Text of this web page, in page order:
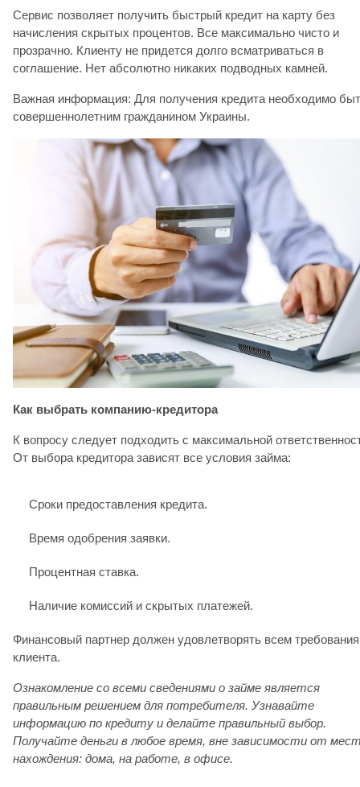
Сервис позволяет получить быстрый кредит на карту без
начисления скрытых процентов. Все максимально чисто и
прозрачно. Клиенту не придется долго всматриваться в
соглашение. Нет абсолютно никаких подводных камней.
Важная информация: Для получения кредита необходимо
совершеннолетним гражданином Украины.
Как выбрать компанию-кредитора
К вопросу следует подходить с максимальной
От выбора кредитора зависят все условия займа:
Сроки предоставления кредита.
Время одобрения заявки.
Процентная ставка.
Наличие комиссий и скрытых платежей.
Финансовый партнер должен удовлетворять всем
клиента.
Ознакомление со всеми сведениями о займе является
правильным решением для потребителя. Узнавайте
информацию по кредиту и делайте правильный выбор.
Получайте деньги в любое время, вне зависимости от
нахождения: дома, на работе, в офисе.